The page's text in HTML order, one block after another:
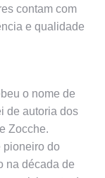
contam com
e qualidade
o nome de
de autoria dos
Zocche.
pioneiro do
na década de